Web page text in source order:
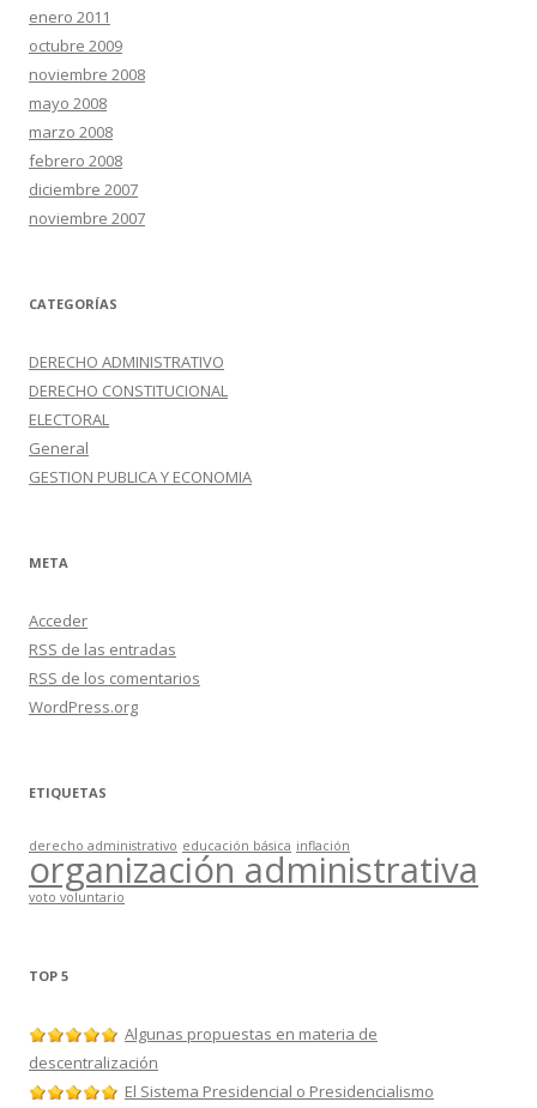
enero 2011
octubre 2009
noviembre 2008
mayo 2008
marzo 2008
febrero 2008
diciembre 2007
noviembre 2007
CATEGORÍAS
DERECHO ADMINISTRATIVO
DERECHO CONSTITUCIONAL
ELECTORAL
General
GESTION PUBLICA Y ECONOMIA
META
Acceder
RSS de las entradas
RSS de los comentarios
WordPress.org
ETIQUETAS
derecho administrativo educación básica inflación
organización administrativa
voto voluntario
TOP 5
Algunas propuestas en materia de
descentralización
El Sistema Presidencial o Presidencialismo